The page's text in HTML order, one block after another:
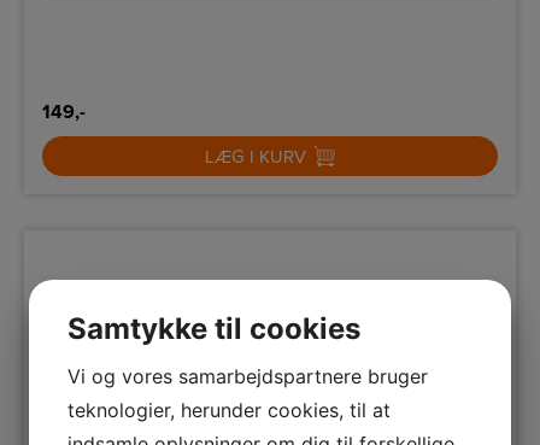
149,-
LÆG I KURV
Samtykke til cookies
Vi og vores samarbejdspartnere bruger
teknologier, herunder cookies, til at